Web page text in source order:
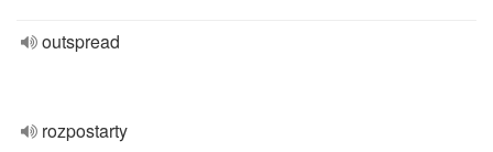
outspread
rozpostarty